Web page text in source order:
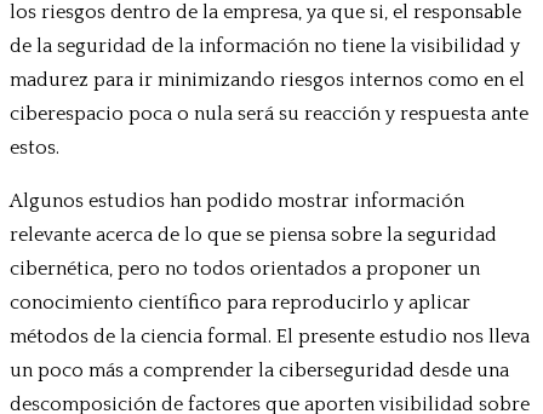
los riesgos dentro de la empresa, ya que si, el responsable
de la seguridad de la información no tiene la visibilidad y
madurez para ir minimizando riesgos internos como en el
ciberespacio poca o nula será su reacción y respuesta ante
estos.
Algunos estudios han podido mostrar información
relevante acerca de lo que se piensa sobre la seguridad
cibernética, pero no todos orientados a proponer un
conocimiento científico para reproducirlo y aplicar
métodos de la ciencia formal. El presente estudio nos lleva
un poco más a comprender la ciberseguridad desde una
descomposición de factores que aporten visibilidad sobre